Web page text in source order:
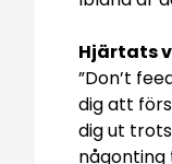
Hjärtats
”Don’t
dig att
dig ut
någonting